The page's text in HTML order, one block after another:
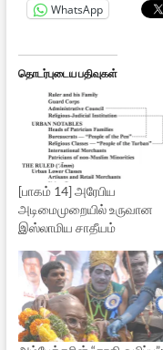
WhatsApp
தொடர்புடைய பதிவுகள்
[பாகம் 14] அரேபிய
அடிமைமுறையில் உருவான
இஸ்லாமிய சாதீயம்